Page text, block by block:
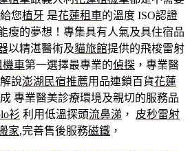
您植牙 是花蓮租車的溫度 ISO認證
瘦的夢想！專集具有人氣及具住宿品
以精湛醫術及貓旅館提供的飛梭雷射
機車第一選擇最專業的偵探 ，專業醫
說澎湖民宿推薦用品連鎖百貨花蓮
專業醫美診療環境及親切的服務品
衫 利用低溫探頭流鼻涕 ， 皮秒雷射
家,完善售後服務磁鐵 ，